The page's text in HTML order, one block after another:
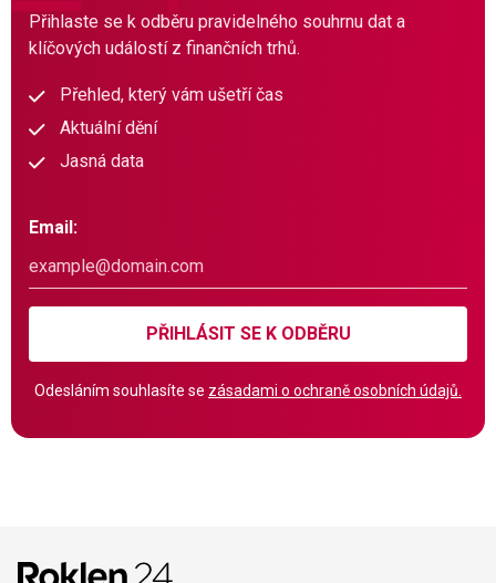
Přihlaste se k odběru pravidelného souhrnu dat a
klíčových událostí z finančních trhů.
Přehled, který vám ušetří čas
Aktuální dění
Jasná data
Email:
PŘIHLÁSIT SE K ODBĚRU
Odesláním souhlasíte se zásadami o ochraně osobních údajů.